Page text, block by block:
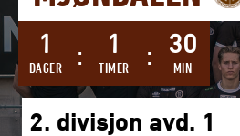
1
DAGER
1
TIMER
30
MIN
2. divisjon avd. 1